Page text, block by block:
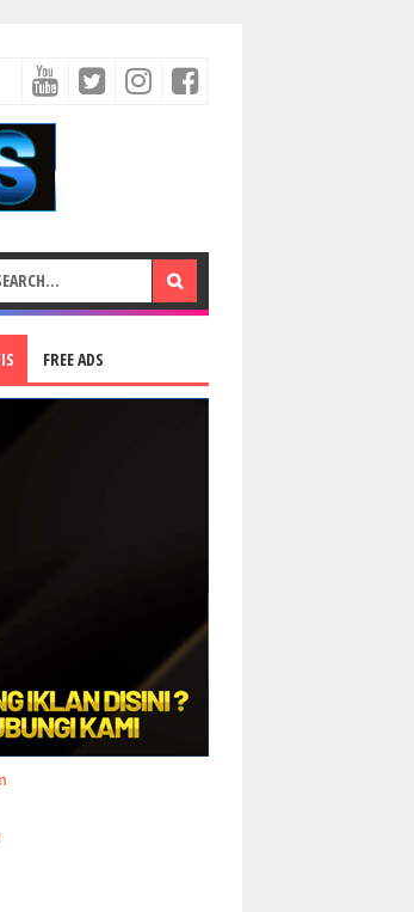
FREE ADS